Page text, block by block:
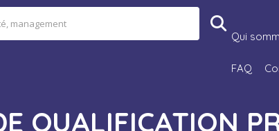
Qui
FAQ
QUALIFICATION